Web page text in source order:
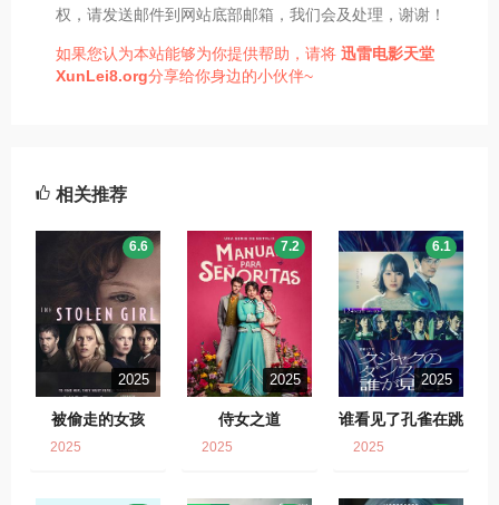
权，请发送邮件到网站底部邮箱，我们会及处理，谢谢！
如果您认为本站能够为你提供帮助，请将 迅雷电影天堂
XunLei8.org分享给你身边的小伙伴~
相关推荐
2025
被偷走的女孩
6.6
2025
2025
侍女之道
7.2
2025
2025
谁看见了孔雀在跳
6.1
2025